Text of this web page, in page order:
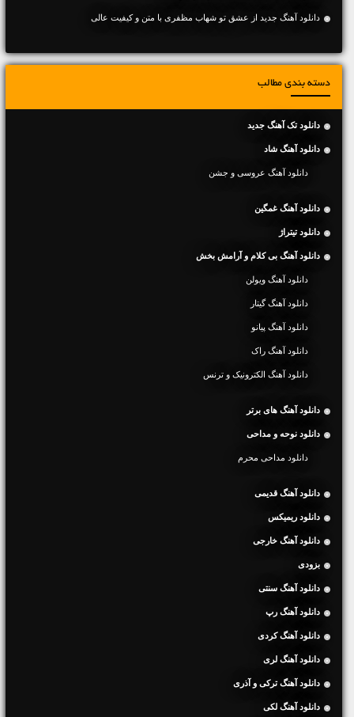
دانلود آهنگ جديد از عشق تو شهاب مظفری با متن و کیفیت عالی
دسته بندی مطالب
دانلود تک آهنگ جدید
دانلود آهنگ شاد
دانلود آهنگ عروسی و جشن
دانلود آهنگ غمگین
دانلود تیتراژ
دانلود آهنگ بی کلام و آرامش بخش
دانلود آهنگ ویولن
دانلود آهنگ گیتار
دانلود آهنگ پیانو
دانلود آهنگ راک
دانلود آهنگ الکترونیک و ترنس
دانلود آهنگ های برتر
دانلود نوحه و مداحی
دانلود مداحی محرم
دانلود آهنگ قدیمی
دانلود ریمیکس
دانلود آهنگ خارجی
بزودی
دانلود آهنگ سنتی
دانلود آهنگ رپ
دانلود آهنگ کردی
دانلود آهنگ لری
دانلود آهنگ ترکی و آذری
دانلود آهنگ لکی